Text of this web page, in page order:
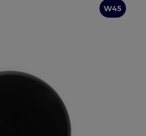
W45